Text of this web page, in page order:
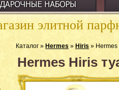
элитной
Каталог » Hermes » Hiris »
Hermes Hiris